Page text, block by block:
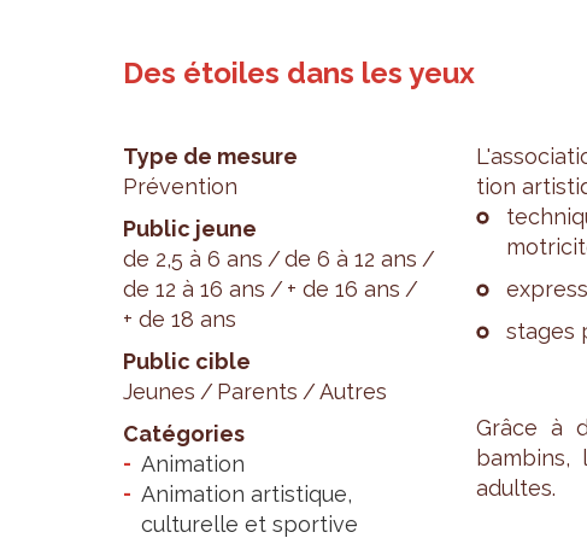
Des étoiles dans les yeux
Type de mesure
Prévention
Public jeune
de 2,5 à 6 ans
de 6 à 12 ans
de 12 à 16 ans
+ de 16 ans
+ de 18 ans
Public cible
Jeunes
Parents
Autres
Catégories
Animation
Animation artistique,
culturelle et sportive
tion
stages
Grâce à
adultes.